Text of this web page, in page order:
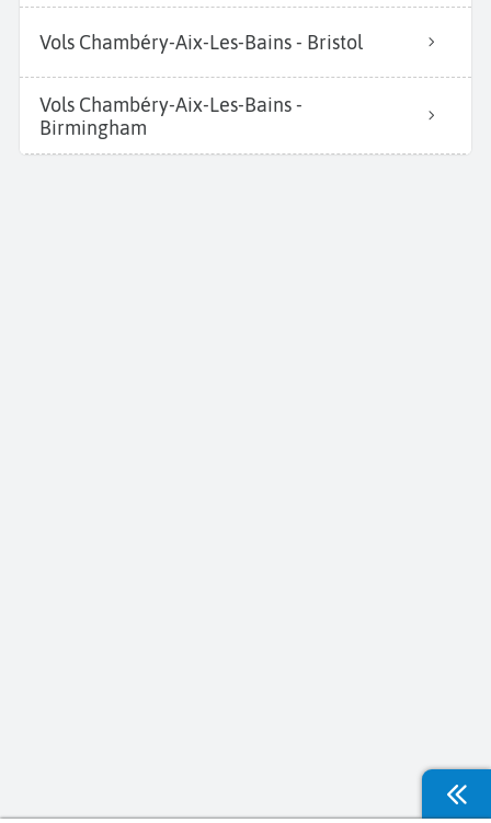
Vols Chambéry-Aix-Les-Bains - Bristol
Vols Chambéry-Aix-Les-Bains -
Birmingham